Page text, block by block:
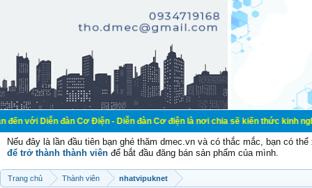
đàn Cơ Điện - Diễn đàn Cơ điện là nơi chia sẽ kiến thức kinh nghiệm
Nếu đây là lần đầu tiên bạn ghé thăm dmec.vn và có thắc mắc, bạn có
để trở thành thành viên để bắt đầu đăng bán sản phẩm của mình.
Trang chủ Thành viên nhatvipuknet